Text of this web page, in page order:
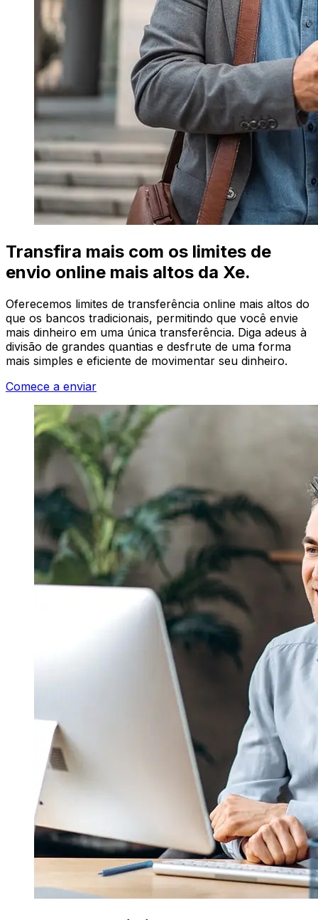
Transfira mais com os limites de
envio online mais altos da Xe.
Oferecemos limites de transferência online mais altos do
que os bancos tradicionais, permitindo que você envie
mais dinheiro em uma única transferência. Diga adeus à
divisão de grandes quantias e desfrute de uma forma
mais simples e eficiente de movimentar seu dinheiro.
Comece a enviar